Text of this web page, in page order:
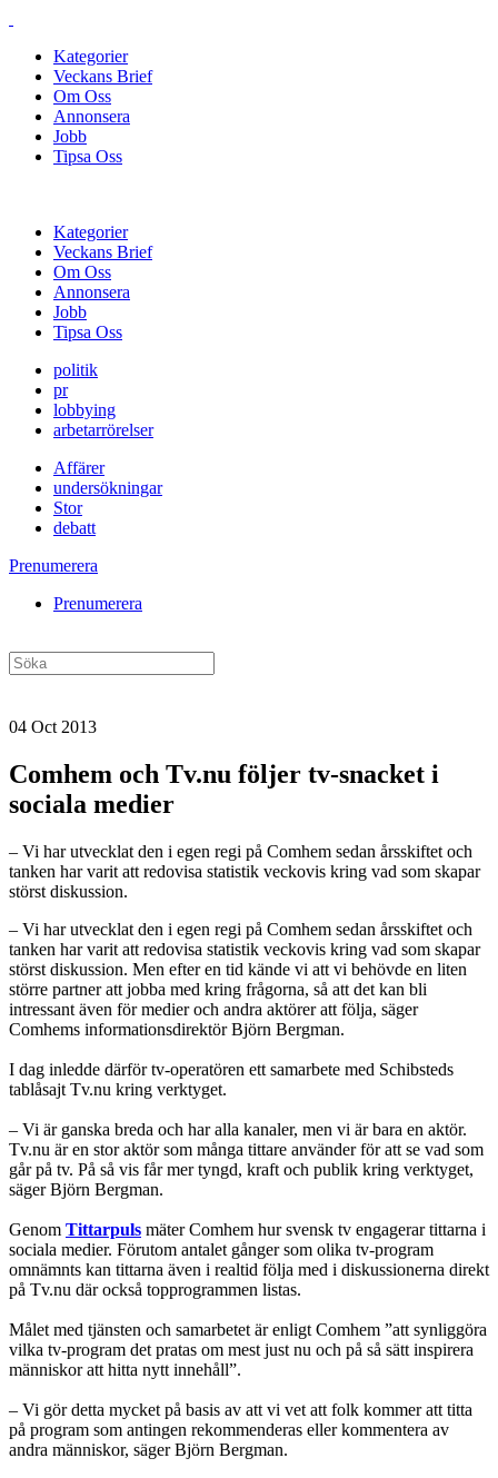
Kategorier
Veckans Brief
Om Oss
Annonsera
Jobb
Tipsa Oss
Kategorier
Veckans Brief
Om Oss
Annonsera
Jobb
Tipsa Oss
politik
pr
lobbying
arbetarrörelser
Affärer
undersökningar
Stor
debatt
Prenumerera
Prenumerera
04 Oct 2013
Comhem och Tv.nu följer tv-snacket i
sociala medier
– Vi har utvecklat den i egen regi på Comhem sedan årsskiftet och
tanken har varit att redovisa statistik veckovis kring vad som skapar
störst diskussion.
– Vi har utvecklat den i egen regi på Comhem sedan årsskiftet och
tanken har varit att redovisa statistik veckovis kring vad som skapar
störst diskussion. Men efter en tid kände vi att vi behövde en liten
större partner att jobba med kring frågorna, så att det kan bli
intressant även för medier och andra aktörer att följa, säger
Comhems informationsdirektör Björn Bergman.
I dag inledde därför tv-operatören ett samarbete med Schibsteds
tablåsajt Tv.nu kring verktyget.
– Vi är ganska breda och har alla kanaler, men vi är bara en aktör.
Tv.nu är en stor aktör som många tittare använder för att se vad som
går på tv. På så vis får mer tyngd, kraft och publik kring verktyget,
säger Björn Bergman.
Genom Tittarpuls mäter Comhem hur svensk tv engagerar tittarna i
sociala medier. Förutom antalet gånger som olika tv-program
omnämnts kan tittarna även i realtid följa med i diskussionerna direkt
på Tv.nu där också topprogrammen listas.
Målet med tjänsten och samarbetet är enligt Comhem ”att synliggöra
vilka tv-program det pratas om mest just nu och på så sätt inspirera
människor att hitta nytt innehåll”.
– Vi gör detta mycket på basis av att vi vet att folk kommer att titta
på program som antingen rekommenderas eller kommentera av
andra människor, säger Björn Bergman.